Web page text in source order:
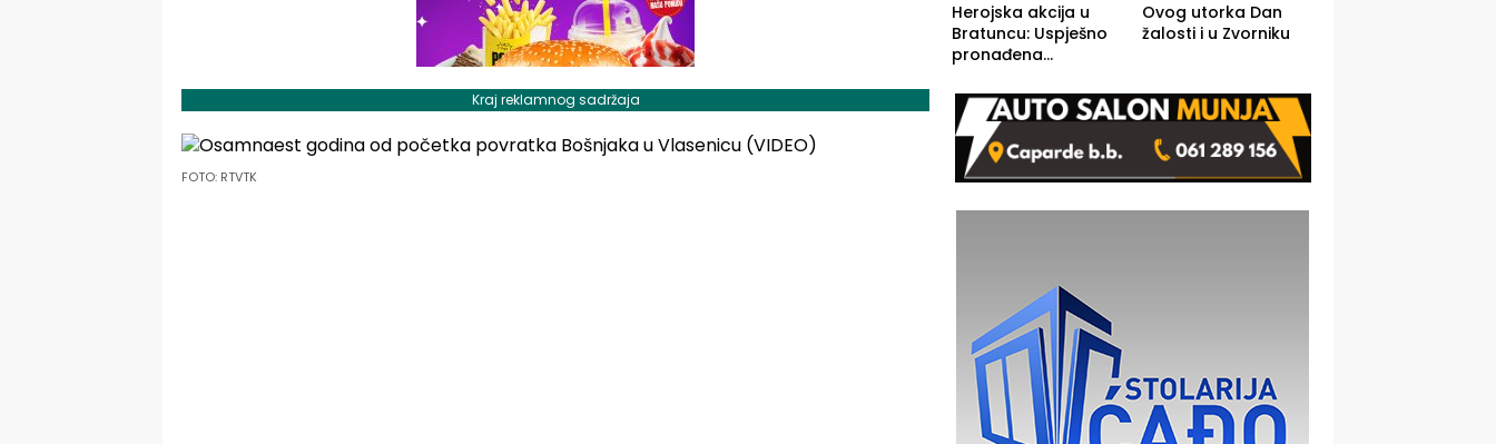
Kraj reklamnog sadržaja
FOTO: RTVTK
Herojska akcija u
Bratuncu: Uspješno
pronađena
a Ivanka Lazić,
rodom iz Kravice.
Ovog utorka Dan
žalosti i u Zvorniku